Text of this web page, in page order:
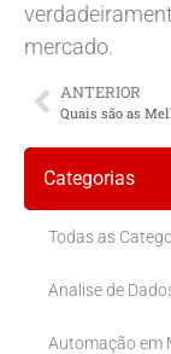
mercado.
ANTERIOR
Categorias
Todas as
Analise de
Automação em